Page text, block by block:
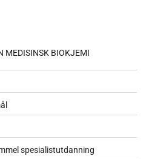
MEDISINSK BIOKJEMI
spesialistutdanning